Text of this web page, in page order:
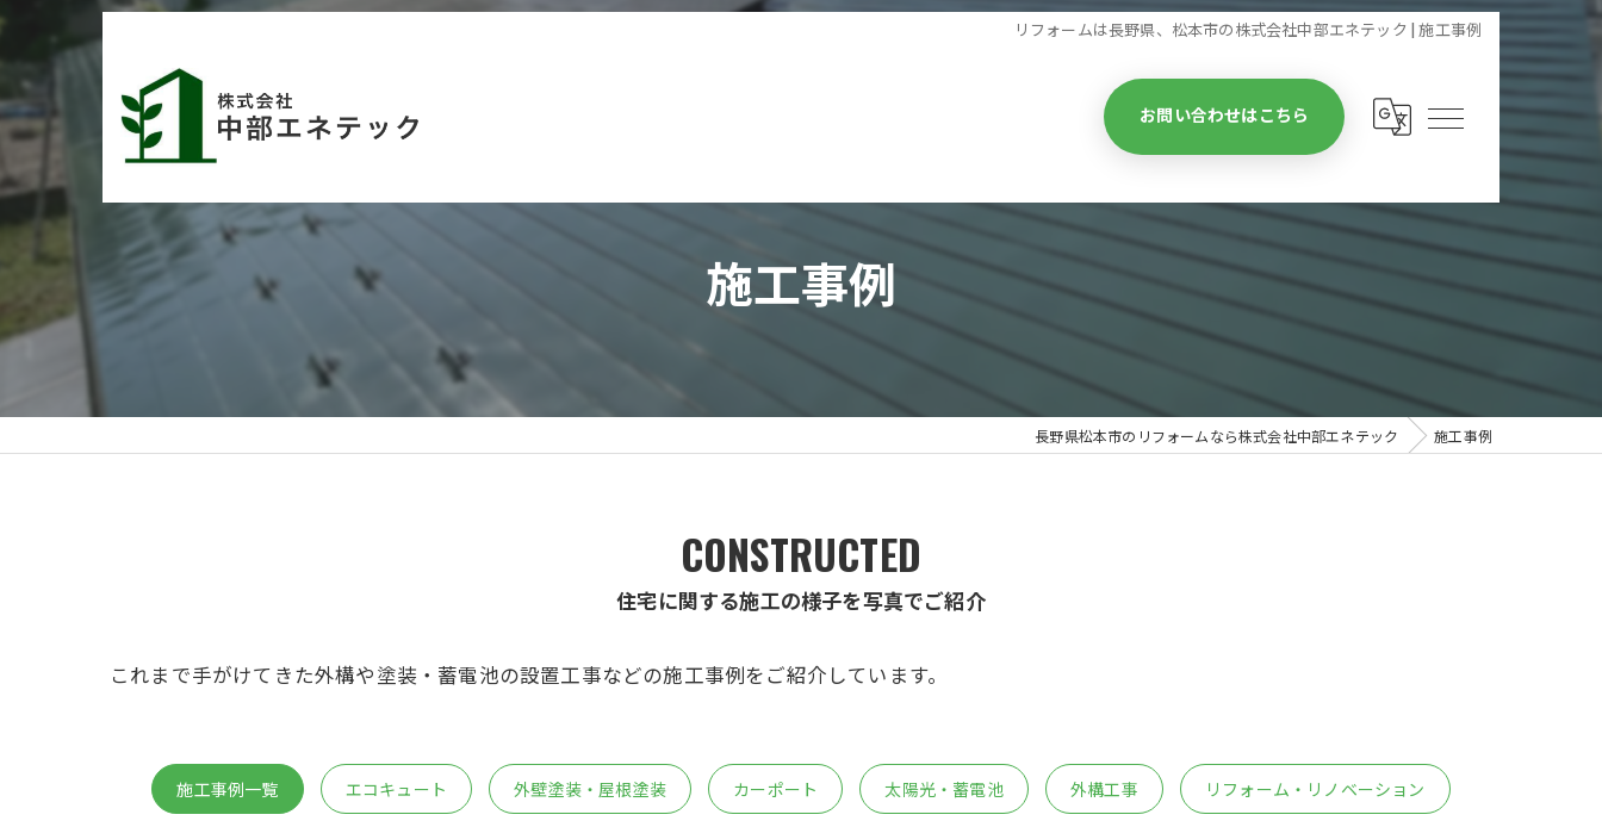
リフォームは長野県、松本市の株式会社中部エネテック | 施工事例
お問い合わせはこちら
施工事例
長野県松本市のリフォームなら株式会社中部エネテック 施工事例
CONSTRUCTED
住宅に関する施工の様子を写真でご紹介
これまで手がけてきた外構や塗装・蓄電池の設置工事などの施工事例をご紹介しています。
施工事例一覧 エコキュート 外壁塗装・屋根塗装 カーポート 太陽光・蓄電池 外構工事 リフォーム・リノベーション